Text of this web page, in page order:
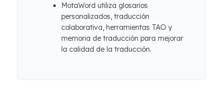
MotaWord utiliza glosarios
personalizados, traducción
colaborativa, herramientas TAO y
memoria de traducción para mejorar
la calidad de la traducción.